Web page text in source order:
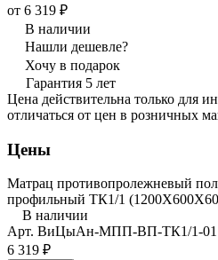
от 6 319 ₽
В наличии
Нашли дешевле?
Хочу в подарок
Гарантия 5 лет
Цена действительна только для
отличаться от цен в розничных
Цены
Матрац противопролежневый
профильный ТК1/1
В наличии
Арт. ВиЦыАн-МПП-ВП-ТК1/1-01
6 319 ₽